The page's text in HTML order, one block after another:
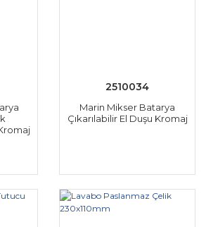
2510034
Marin Mikser Batarya
Çıkarılabilir El Duşu Kromaj